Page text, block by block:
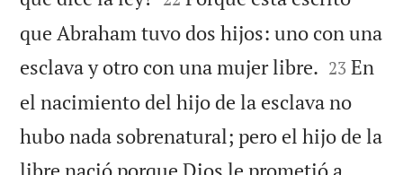
que Abraham tuvo dos hijos: uno con una
esclava y otro con una mujer libre. 

23 En
el nacimiento del hijo de la esclava no
hubo nada sobrenatural; pero el hijo de la